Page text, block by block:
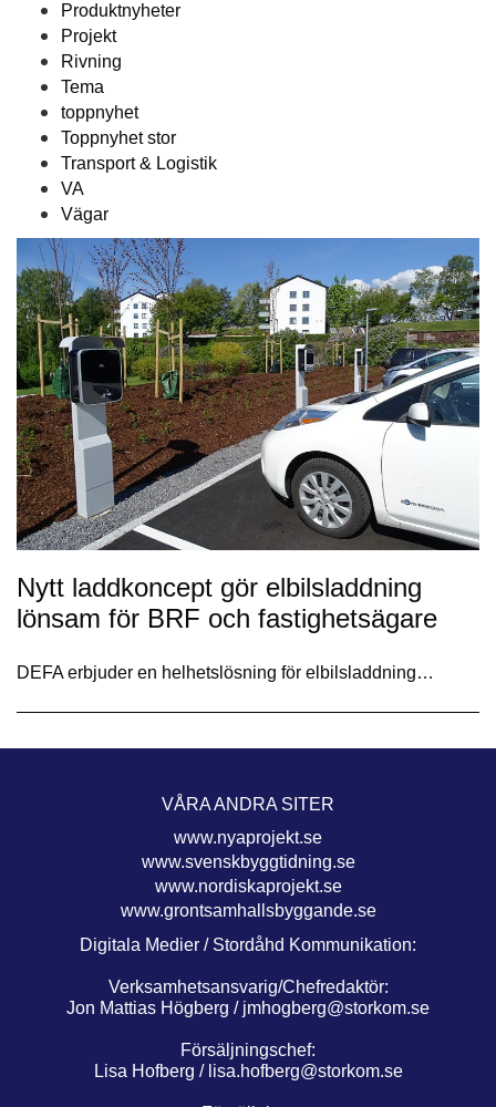
Produktnyheter
Projekt
Rivning
Tema
toppnyhet
Toppnyhet stor
Transport & Logistik
VA
Vägar
Nytt laddkoncept gör elbilsladdning
lönsam för BRF och fastighetsägare
DEFA erbjuder en helhetslösning för elbilsladdning…
VÅRA ANDRA SITER
www.nyaprojekt.se
www.svenskbyggtidning.se
www.nordiskaprojekt.se
www.grontsamhallsbyggande.se
Digitala Medier / Stordåhd Kommunikation:
Verksamhetsansvarig/Chefredaktör:
Jon Mattias Högberg / jmhogberg@storkom.se
Försäljningschef:
Lisa Hofberg / lisa.hofberg@storkom.se